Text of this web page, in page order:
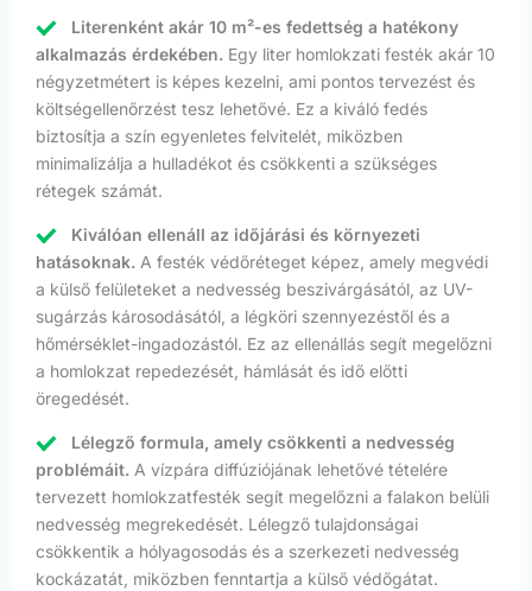
Literenként akár 10 m²-es fedettség a hatékony
alkalmazás érdekében. Egy liter homlokzati festék akár 10
négyzetmétert is képes kezelni, ami pontos tervezést és
költségellenőrzést tesz lehetővé. Ez a kiváló fedés
biztosítja a szín egyenletes felvitelét, miközben
minimalizálja a hulladékot és csökkenti a szükséges
rétegek számát.
Kiválóan ellenáll az időjárási és környezeti
hatásoknak. A festék védőréteget képez, amely megvédi
a külső felületeket a nedvesség beszivárgásától, az UV-
sugárzás károsodásától, a légköri szennyezéstől és a
hőmérséklet-ingadozástól. Ez az ellenállás segít megelőzni
a homlokzat repedezését, hámlását és idő előtti
öregedését.
Lélegző formula, amely csökkenti a nedvesség
problémáit. A vízpára diffúziójának lehetővé tételére
tervezett homlokzatfesték segít megelőzni a falakon belüli
nedvesség megrekedését. Lélegző tulajdonságai
csökkentik a hólyagosodás és a szerkezeti nedvesség
kockázatát, miközben fenntartja a külső védőgátat.